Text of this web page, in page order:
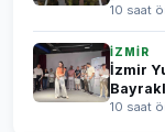
10 saat
İZMİR
İzmir
10 saat